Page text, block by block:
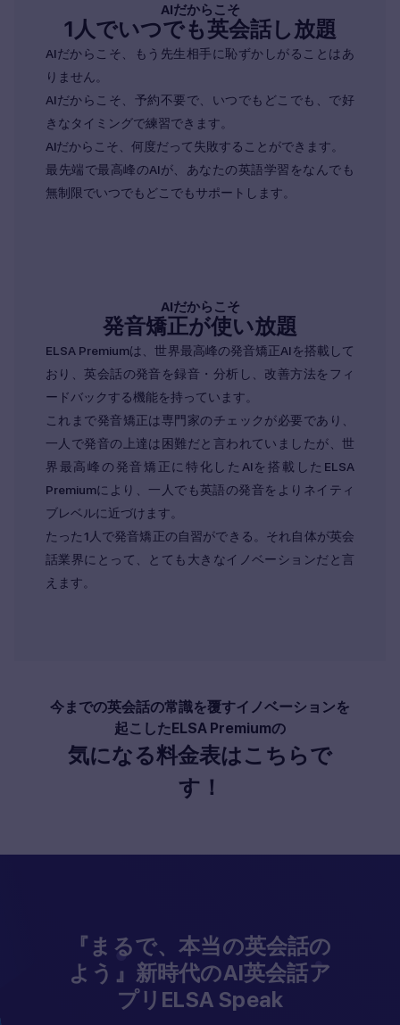
AIだからこそ
1人でいつでも英会話し放題
AIだからこそ、もう先生相手に恥ずかしがることはあ
りません。
AIだからこそ、予約不要で、いつでもどこでも、で好
きなタイミングで練習できます。
AIだからこそ、何度だって失敗することができます。
最先端で最高峰のAIが、あなたの英語学習をなんでも
無制限でいつでもどこでもサポートします。
AIだからこそ
発音矯正が使い放題
ELSA Premiumは、世界最高峰の発音矯正AIを搭載して
おり、英会話の発音を録音・分析し、改善方法をフィ
ードバックする機能を持っています。
これまで発音矯正は専門家のチェックが必要であり、
一人で発音の上達は困難だと言われていましたが、世
界最高峰の発音矯正に特化したAIを搭載したELSA
Premiumにより、一人でも英語の発音をよりネイティ
ブレベルに近づけます。
たった1人で発音矯正の自習ができる。それ自体が英会
話業界にとって、とても大きなイノベーションだと言
えます。
今までの英会話の常識を覆すイノベーションを
起こしたELSA Premiumの
気になる料金表はこちらで
す！
『まるで、本当の英会話の
よう』新時代のAI英会話ア
プリELSA Speak